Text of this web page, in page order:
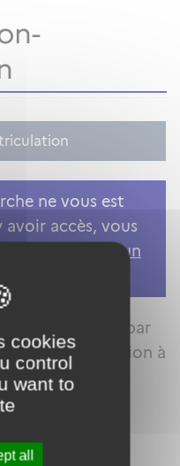
cookies
control
want to
all
ne vous est
accès, vous
vous créer un
proposée par
la connexion à
ligne.